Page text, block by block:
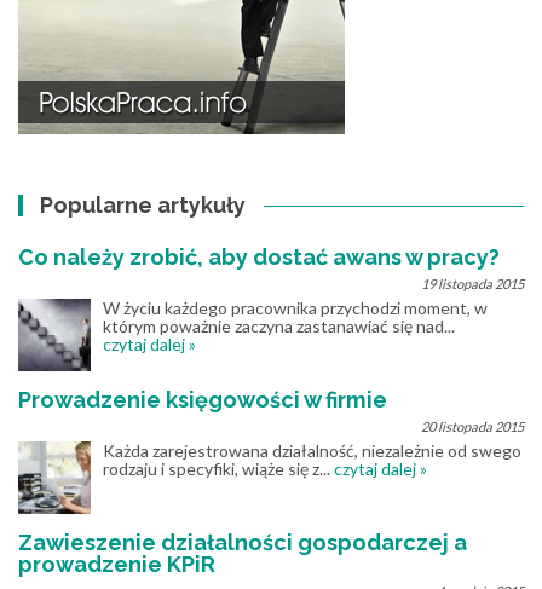
Popularne artykuły
Co należy zrobić, aby dostać awans w pracy?
19 listopada 2015
W życiu każdego pracownika przychodzi moment, w
którym poważnie zaczyna zastanawiać się nad...
czytaj dalej »
Prowadzenie księgowości w firmie
20 listopada 2015
Każda zarejestrowana działalność, niezależnie od swego
rodzaju i specyfiki, wiąże się z...czytaj dalej »
Zawieszenie działalności gospodarczej a
prowadzenie KPiR